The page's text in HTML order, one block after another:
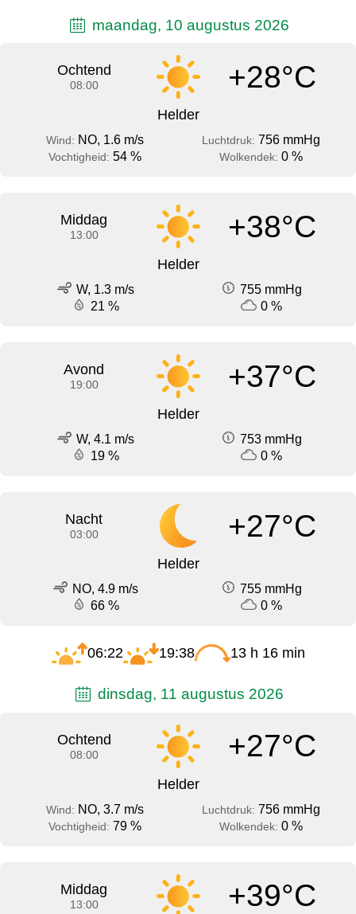
maandag, 10 augustus 2026
Ochtend
08:00 +28°C
Helder
Wind: NO, 1.6 m/s Luchtdruk: 756 mmHg
Vochtigheid: 54 % Wolkendek: 0 %
Middag
13:00 +38°C
Helder
W, 1.3 m/s
755 mmHg
21 %
0 %
Avond
19:00 +37°C
Helder
W, 4.1 m/s
753 mmHg
19 %
0 %
Nacht
03:00 +27°C
Helder
NO, 4.9 m/s
755 mmHg
66 %
0 %
06:22 19:38 13 h 16 min
dinsdag, 11 augustus 2026
Ochtend
08:00 +27°C
Helder
Wind: NO, 3.7 m/s Luchtdruk: 756 mmHg
Vochtigheid: 79 % Wolkendek: 0 %
Middag
13:00 +39°C